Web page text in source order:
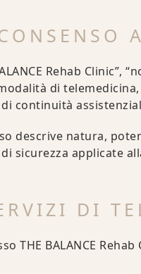
Rehab
di
continuità
descrive natura,
sicurezza applicate
DI
THE BALANCE